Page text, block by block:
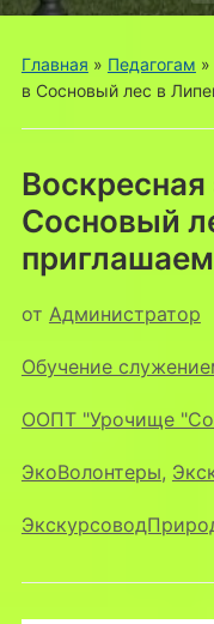
меню
Главная » Педагогам »
в Сосновый лес в
Воскресная
Сосновый
от Администратор
Обучение
ООПТ "Урочище
ЭкоВолонтеры,